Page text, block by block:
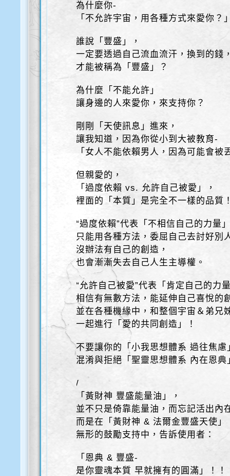
為什麼你-
「不允許宇宙，用各種方式來愛你？
誰說「豐盛」，
一定要透過自己流血流汗，換到的錢
才能被稱為「豐盛」？
為什麼「不能允許」
讓身邊的人來愛你，來支持你？
剛剛「天使訊息」進來，
讓我知道，因為你從小到大被教育-
「女人不能依賴男人，因為可能會被
但親愛的，
「過度依賴 vs. 允許自己被愛」，
裡面的「本質」是完全不一樣的品質
“過度依賴”代表「不相信自己的力量
只能用各種方法，委屈自己去討好別
沒辦法有自己的創造，
也會漸漸失去自己人生主導權。
“允許自己被愛”代表「肯定自己的力
相信有無數方法，能延伸自己喜悅的
並在各種機緣中，和整個宇宙＆弟兄
一起進行「愛的共同創造」！
不要讓你的「小我思想體系 過往焦慮
混淆與拒絕「聖靈思想體系 內在恩典
/
「黃財神 豐盛能量油」，
並不只是倚靠能量油，而忘記活出內
而是在「黃財神 & 法爾金豐盛天使」
無形的鼓勵支持中，告訴使用者：
「恩典 & 豐盛-
是你靈魂本質 早就擁有的圓滿」！！